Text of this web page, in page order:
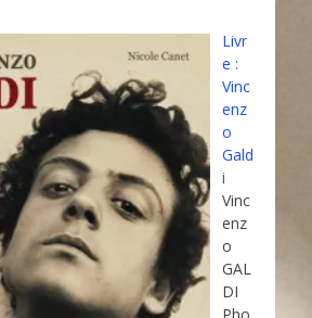
Livr
e :
Vinc
enz
o
Gald
i
Vinc
enz
o
GAL
DI